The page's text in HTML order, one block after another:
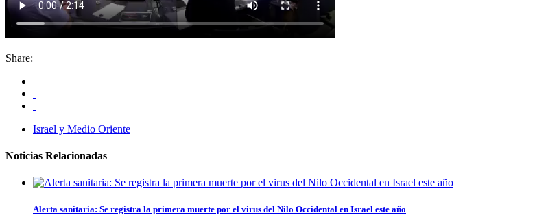
Share:
Israel y Medio Oriente
Noticias Relacionadas
Alerta sanitaria: Se registra la primera muerte por el virus del Nilo Occidental en Israel este año